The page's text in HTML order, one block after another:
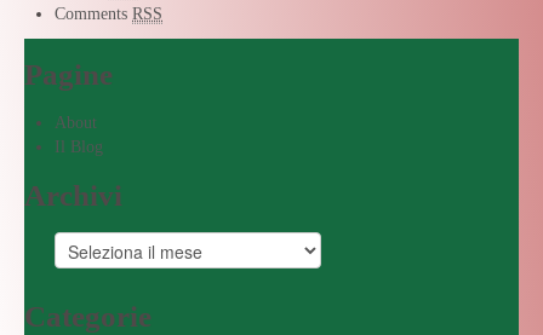
Comments RSS
Pagine
About
Il Blog
Archivi
Categorie